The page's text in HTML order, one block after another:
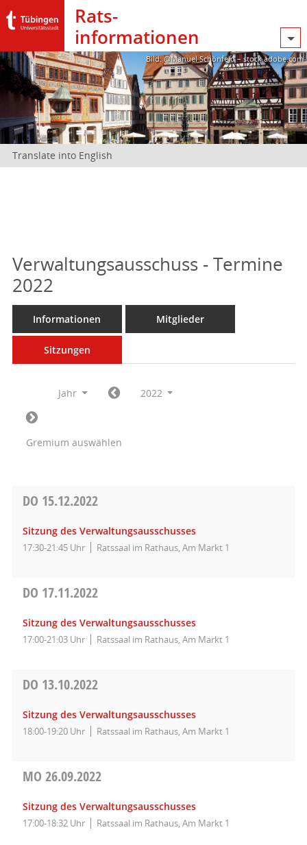
Rats­
informationen
Bild: @Manuel Schönfeld – stock.adobe.com
Translate into English
Verwaltungsausschuss - Termine
2022
Informationen Mitglieder
Sitzungen
Jahr 2022
Gremium auswählen
DO 15.12.2022
Sitzung des Verwaltungsausschusses
17:30-21:45 Uhr Ratssaal im Rathaus, Am Markt 1
DO 17.11.2022
Sitzung des Verwaltungsausschusses
17:00-21:03 Uhr Ratssaal im Rathaus, Am Markt 1
DO 13.10.2022
Sitzung des Verwaltungsausschusses
18:00-19:20 Uhr Ratssaal im Rathaus, Am Markt 1
MO 26.09.2022
Sitzung des Verwaltungsausschusses
17:00-18:32 Uhr Ratssaal im Rathaus, Am Markt 1